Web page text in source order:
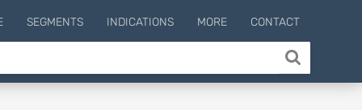
SEGMENTS INDICATIONS MORE CONTACT